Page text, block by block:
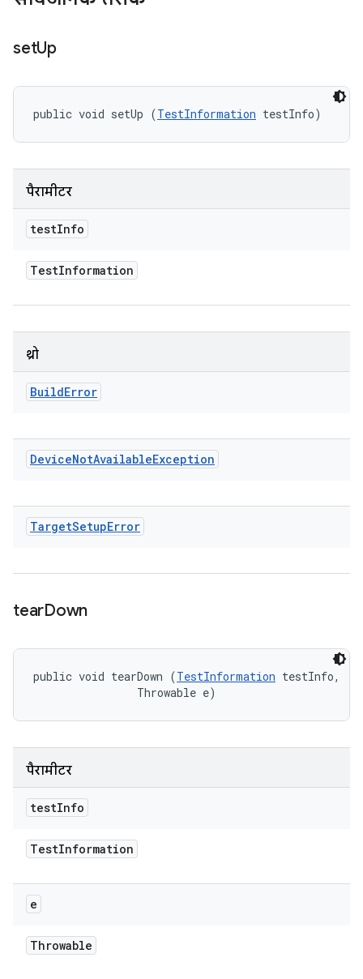
setUp
public void setUp (TestInformation testInfo)
पैरामीटर
testInfo
TestInformation
थ्रो
BuildError
DeviceNotAvailableException
TargetSetupError
tearDown
public void tearDown (TestInformation testInfo,
                Throwable e)
पैरामीटर
testInfo
TestInformation
e
Throwable